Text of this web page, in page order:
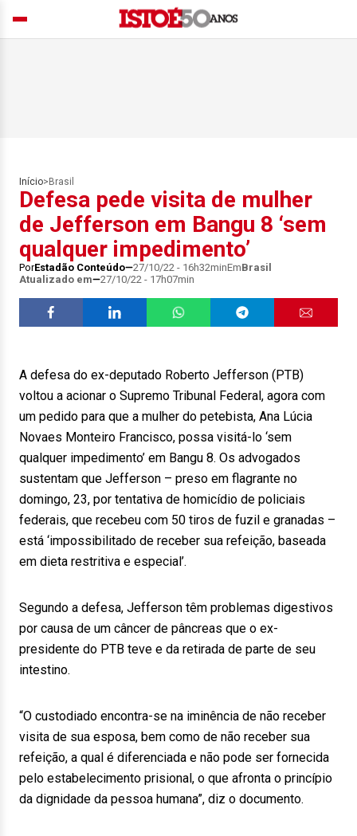
Início> Brasil
Defesa pede visita de mulher
de Jefferson em Bangu 8 ‘sem
qualquer impedimento’
PorEstadão Conteúdo 27/10/22 - 16h32minEmBrasil
Atualizado em
27/10/22 - 17h07min
A defesa do ex-deputado Roberto Jefferson (PTB)
voltou a acionar o Supremo Tribunal Federal, agora com
um pedido para que a mulher do petebista, Ana Lúcia
Novaes Monteiro Francisco, possa visitá-lo ‘sem
qualquer impedimento’ em Bangu 8. Os advogados
sustentam que Jefferson – preso em flagrante no
domingo, 23, por tentativa de homicídio de policiais
federais, que recebeu com 50 tiros de fuzil e granadas –
está ‘impossibilitado de receber sua refeição, baseada
em dieta restritiva e especial’.
Segundo a defesa, Jefferson têm problemas digestivos
por causa de um câncer de pâncreas que o ex-
presidente do PTB teve e da retirada de parte de seu
intestino.
“O custodiado encontra-se na iminência de não receber
visita de sua esposa, bem como de não receber sua
refeição, a qual é diferenciada e não pode ser fornecida
pelo estabelecimento prisional, o que afronta o princípio
da dignidade da pessoa humana”, diz o documento.